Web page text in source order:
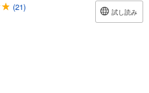
(21) 試し読み